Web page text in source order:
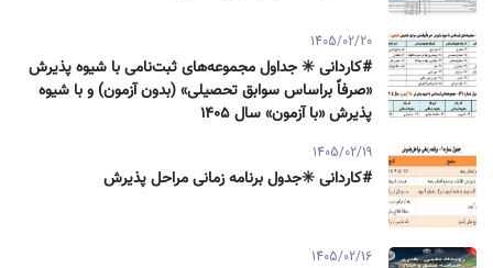
1405/02/20
#کاردانی ✳️ جداول مجموعه‌های ثبت‌نامی با شیوه پذیرش
«صرفاً براساس سوابق تحصیلی» (بدون آزمون) و با شیوه
پذیرش «با آزمون» سال ۱۴۰۵
1405/02/19
#کاردانی ✳️جدول برنامه زمانی مراحل پذیرش
1405/02/16